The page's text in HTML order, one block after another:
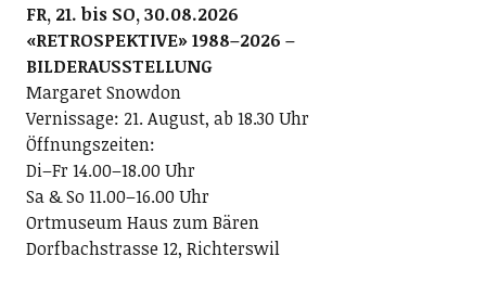
FR, 21. bis SO, 30.08.2026
«RETROSPEKTIVE» 1988–2026 –
BILDERAUSSTELLUNG
Margaret Snowdon
Vernissage: 21. August, ab 18.30 Uhr
Öffnungszeiten:
Di–Fr 14.00–18.00 Uhr
Sa & So 11.00–16.00 Uhr
Ortmuseum Haus zum Bären
Dorfbachstrasse 12, Richterswil